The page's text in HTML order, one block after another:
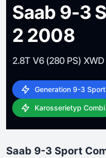
Saab 9-3
2 2008
2.8T V6 (280 PS)
Generation 9-3
Karosserietyp Combi
Saab 9-3 Sport